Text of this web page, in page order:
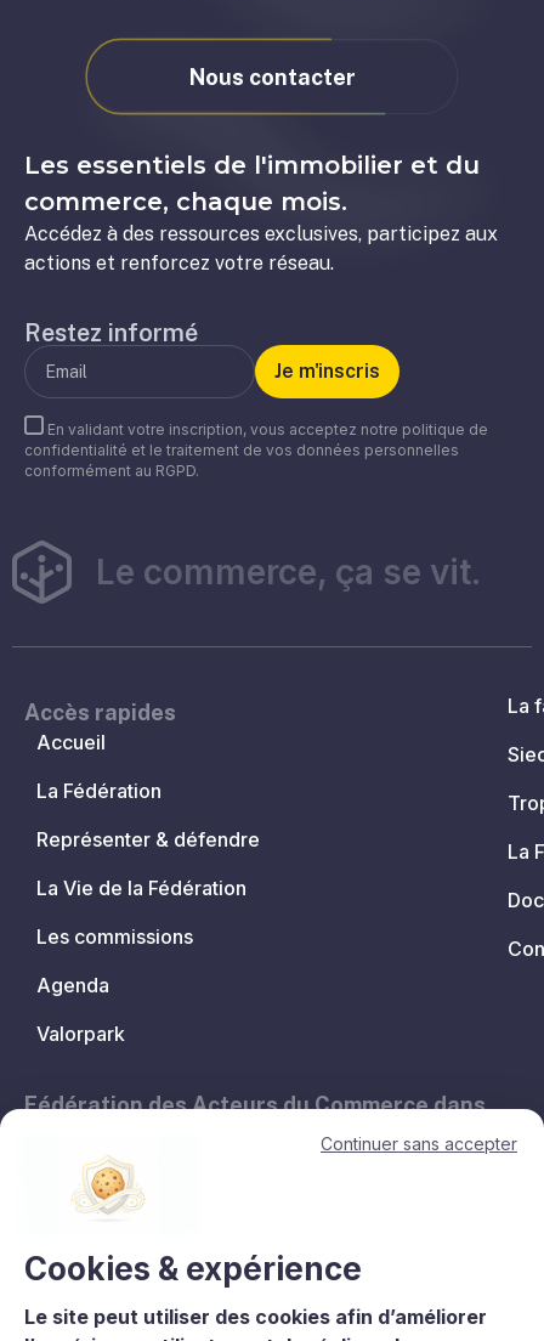
Nous contacter
Les essentiels de l'immobilier et du
commerce, chaque mois.
Accédez à des ressources exclusives, participez aux
actions et renforcez votre réseau.
Restez informé
En validant votre inscription, vous acceptez notre politique de
confidentialité et le traitement de vos données personnelles
conformément au RGPD.
Le commerce, ça se vit.
Accès rapides
Accueil
La Fédération
Représenter & défendre
La Vie de la Fédération
Les commissions
Agenda
Valorpark
La
La
Fédération des Acteurs du Commerce dans
11, avenue de l'Opéra - 75001 Paris
contact@lesacteursducommerce.com
+33 1 53 43 82 60
Le CNCC est un organisme de formation enregistré sous le numéro
Continuer sans accepter
Cookies & expérience
Le site peut utiliser des cookies afin d’améliorer